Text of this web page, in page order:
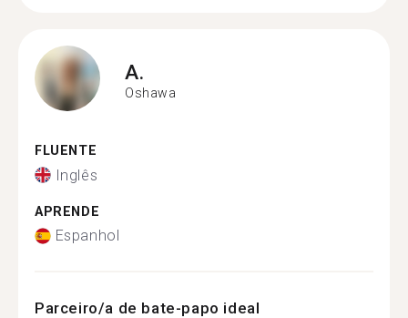
A.
Oshawa
FLUENTE
Inglês
APRENDE
Espanhol
Parceiro/a de bate-papo ideal